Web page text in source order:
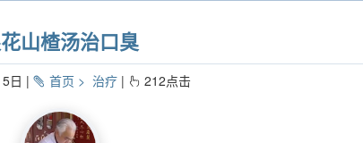
山楂汤治口臭
日 首页 治疗 212点击